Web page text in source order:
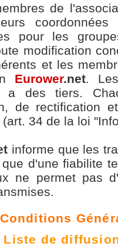
de
pour les
modification
et les
Eurower.net.
a des tiers.
de rectification
34 de la loi
informe que les
d'une fiabilite
ne permet pas
Liste de